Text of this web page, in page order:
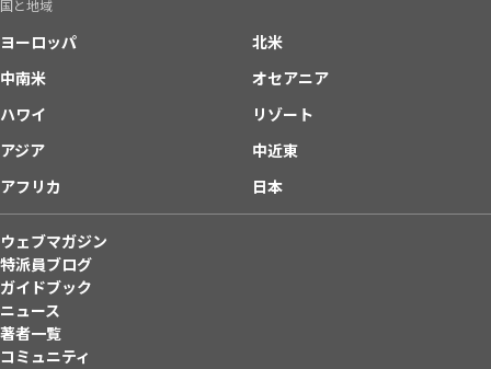
国と地域
ヨーロッパ
北米
中南米
オセアニア
ハワイ
リゾート
アジア
中近東
アフリカ
日本
ウェブマガジン
特派員ブログ
ガイドブック
ニュース
著者一覧
コミュニティ